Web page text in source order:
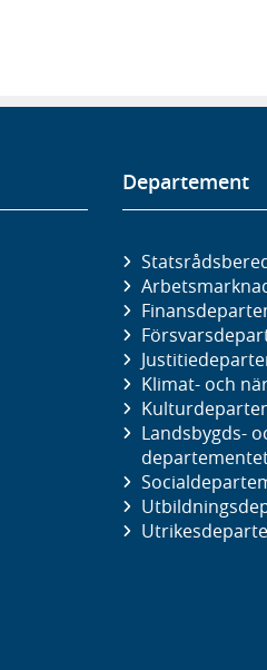
Departement
Klimat- och
Landsbygds-